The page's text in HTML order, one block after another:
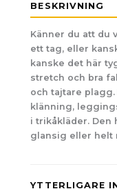
BESKRIVNING
Känner du att du
ett tag, eller
kanske det här
stretch och bra
och tajtare
klänning,
i trikåkläder. Den
glansig eller helt
YTTERLIGARE